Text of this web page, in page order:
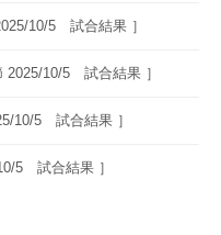
10/5 試合結果 ］
2025/10/5 試合結果 ］
10/5 試合結果 ］
5 試合結果 ］